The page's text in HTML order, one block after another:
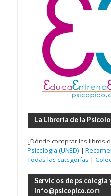
La Librería de la
¿Dónde comprar los libros
Psicología (UNED) |
Todas las categorías |
Servicios de psicología
info@psicopico.com